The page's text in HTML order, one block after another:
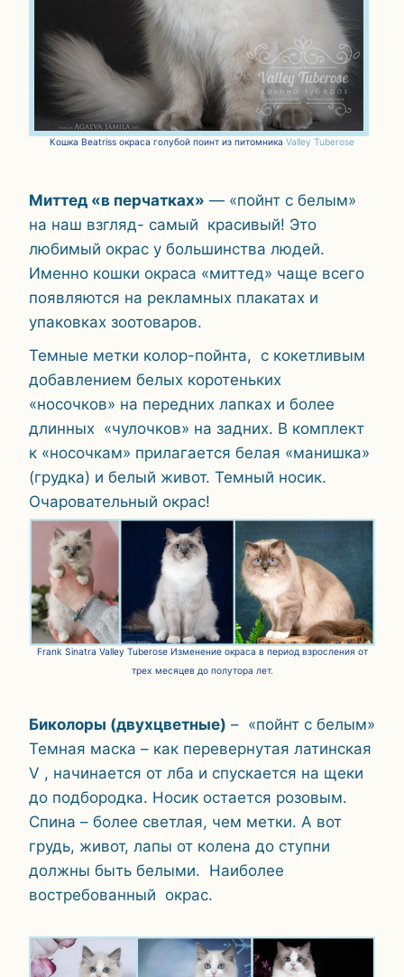
Кошка Beatriss окраса голубой поинт из питомника Valley Tuberose
Миттед «в перчатках» — «пойнт с белым»
на наш взгляд- самый красивый! Это
любимый окрас у большинства людей.
Именно кошки окраса «миттед» чаще всего
появляются на рекламных плакатах и
упаковках зоотоваров.
Темные метки колор-пойнта, с кокетливым
добавлением белых коротеньких
«носочков» на передних лапках и более
длинных «чулочков» на задних. В комплект
к «носочкам» прилагается белая «манишка»
(грудка) и белый живот. Темный носик.
Очаровательный окрас!
Frank Sinatra Valley Tuberose Изменение окраса в период взросления от
трех месяцев до полутора лет.
Биколоры (двухцветные) – «пойнт с белым»
Темная маска – как перевернутая латинская
V , начинается от лба и спускается на щеки
до подбородка. Носик остается розовым.
Спина – более светлая, чем метки. А вот
грудь, живот, лапы от колена до ступни
должны быть белыми. Наиболее
востребованный окрас.